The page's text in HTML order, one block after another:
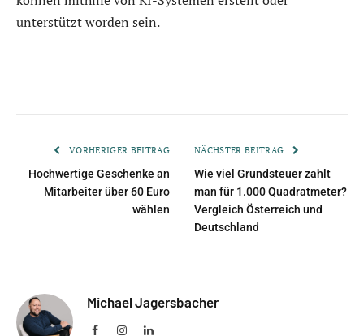
unterstützt worden sein.
VORHERIGER BEITRAG
Hochwertige Geschenke an
Mitarbeiter über 60 Euro
wählen
NÄCHSTER BEITRAG
Wie viel Grundsteuer zahlt
man für 1.000 Quadratmeter?
Vergleich Österreich und
Deutschland
Michael Jagersbacher
FacebookInstagramLinkedIn